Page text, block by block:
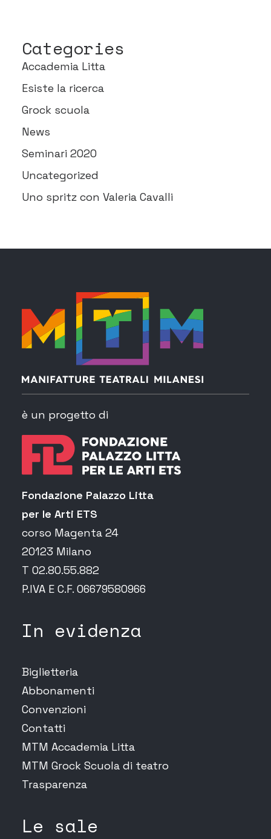
Categories
Accademia Litta
Esiste la ricerca
Grock scuola
News
Seminari 2020
Uncategorized
Uno spritz con Valeria Cavalli
è un progetto di
Fondazione Palazzo Litta
per le Arti ETS
corso Magenta 24
20123 Milano
T 02.80.55.882
P.IVA E C.F. 06679580966
In evidenza
Biglietteria
Abbonamenti
Convenzioni
Contatti
MTM Accademia Litta
MTM Grock Scuola di teatro
Trasparenza
Le sale